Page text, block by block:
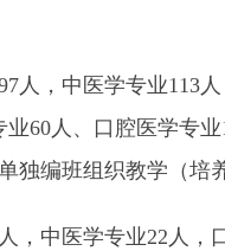
，中医学专业113
60人、口腔医学专
独编班组织教学（培
中医学专业22人，